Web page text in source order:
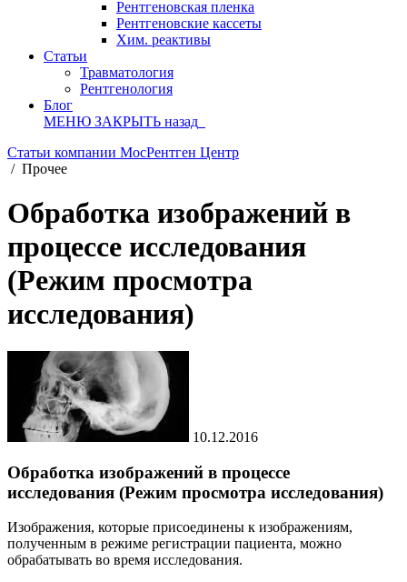
Рентгеновская пленка
Рентгеновские кассеты
Хим. реактивы
Статьи
Травматология
Рентгенология
Блог
МЕНЮ ЗАКРЫТЬ назад
Статьи компании МосРентген Центр
/ Прочее
Обработка изображений в
процессе исследования
(Режим просмотра
исследования)
10.12.2016
Обработка изображений в процессе
исследования (Режим просмотра исследования)
Изображения, которые присоединены к изображениям,
полученным в режиме регистрации пациента, можно
обрабатывать во время исследования.